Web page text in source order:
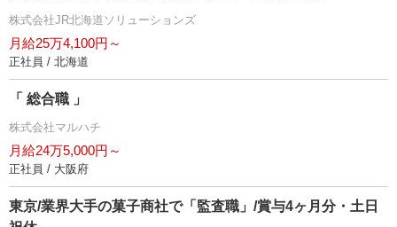
株式会社JR北海道ソリューションズ
月給25万4,100円～
正社員 / 北海道
「 総合職 」
株式会社マルハチ
月給24万5,000円～
正社員 / 大阪府
東京/業界大手の菓子商社で「監査職」/賞与4ヶ月分・土日